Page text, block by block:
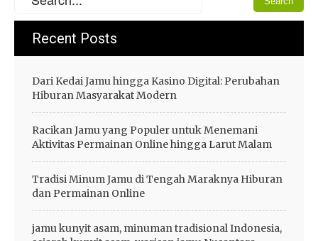
Recent Posts
Dari Kedai Jamu hingga Kasino Digital: Perubahan
Hiburan Masyarakat Modern
Racikan Jamu yang Populer untuk Menemani
Aktivitas Permainan Online hingga Larut Malam
Tradisi Minum Jamu di Tengah Maraknya Hiburan
dan Permainan Online
jamu kunyit asam, minuman tradisional Indonesia,